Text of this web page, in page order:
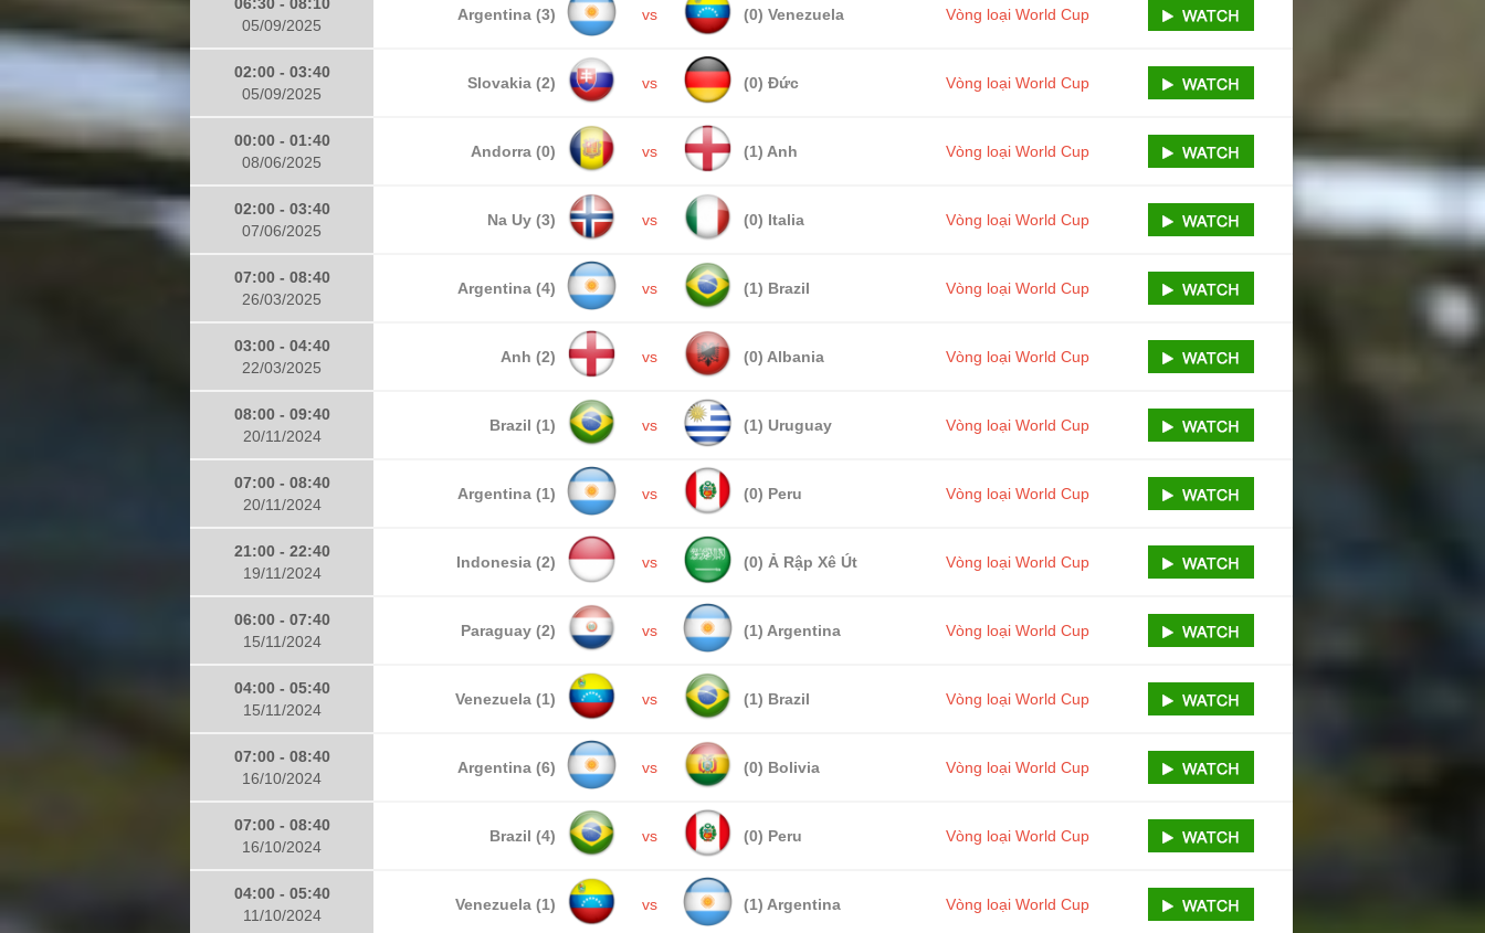
05/09/2025
Argentina (3) vs (0) Venezuela Vòng loại World Cup
02:00 - 03:40
05/09/2025
Slovakia (2) vs (0) Đức Vòng loại World Cup
00:00 - 01:40
08/06/2025
Andorra (0) vs (1) Anh Vòng loại World Cup
02:00 - 03:40
07/06/2025
Na Uy (3) vs (0) Italia Vòng loại World Cup
07:00 - 08:40
26/03/2025
Argentina (4) vs (1) Brazil Vòng loại World Cup
03:00 - 04:40
22/03/2025
Anh (2) vs (0) Albania Vòng loại World Cup
08:00 - 09:40
20/11/2024
Brazil (1) vs (1) Uruguay Vòng loại World Cup
07:00 - 08:40
20/11/2024
Argentina (1) vs (0) Peru Vòng loại World Cup
21:00 - 22:40
19/11/2024
Indonesia (2) vs (0) Ả Rập Xê Út Vòng loại World Cup
06:00 - 07:40
15/11/2024
Paraguay (2) vs (1) Argentina Vòng loại World Cup
04:00 - 05:40
15/11/2024
Venezuela (1) vs (1) Brazil Vòng loại World Cup
07:00 - 08:40
16/10/2024
Argentina (6) vs (0) Bolivia Vòng loại World Cup
07:00 - 08:40
16/10/2024
Brazil (4) vs (0) Peru Vòng loại World Cup
04:00 - 05:40
11/10/2024
Venezuela (1) vs (1) Argentina Vòng loại World Cup